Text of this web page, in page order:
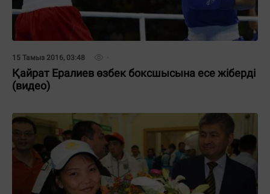
15 Тамыз 2016, 03:48
Қайрат Ералиев өзбек боксшысына есе жіберді
(видео)